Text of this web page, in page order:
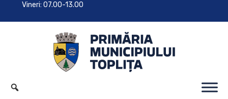
Vineri: 07.00-13.00